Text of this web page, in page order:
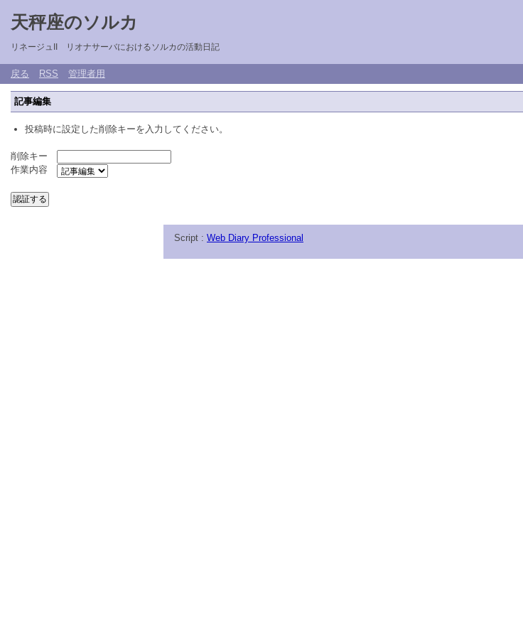
天秤座のソルカ
リネージュII リオナサーバにおけるソルカの活動日記
戻る RSS 管理者用
記事編集
投稿時に設定した削除キーを入力してください。
削除キー
作業内容
Script : Web Diary Professional